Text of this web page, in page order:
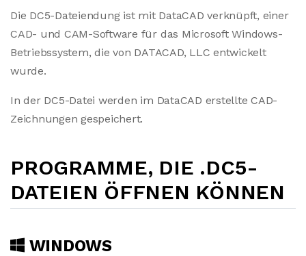
Die DC5-Dateiendung ist mit DataCAD verknüpft, einer
CAD- und CAM-Software für das Microsoft Windows-
Betriebssystem, die von DATACAD, LLC entwickelt
wurde.
In der DC5-Datei werden im DataCAD erstellte CAD-
Zeichnungen gespeichert.
PROGRAMME, DIE .DC5-
DATEIEN ÖFFNEN KÖNNEN
WINDOWS